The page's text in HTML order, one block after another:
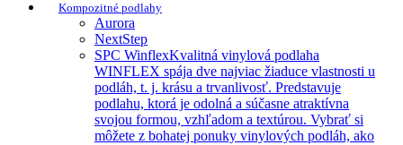
Kompozitné podlahy
Aurora
NextStep
SPC WinflexKvalitná vinylová podlaha
WINFLEX spája dve najviac žiaduce vlastnosti u
podláh, t. j. krásu a trvanlivosť. Predstavuje
podlahu, ktorá je odolná a súčasne atraktívna
svojou formou, vzhľadom a textúrou. Vybrať si
môžete z bohatej ponuky vinylových podláh, ako